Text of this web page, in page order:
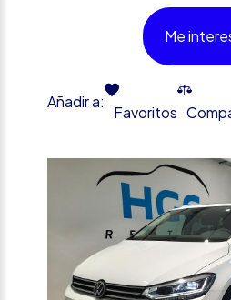
Me
Añadir a:
Favoritos